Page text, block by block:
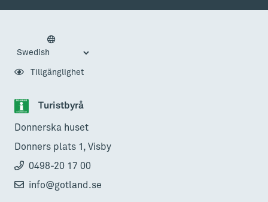
Turistbyrå
Donnerska huset
Donners plats 1, Visby
0498-20 17 00
info@gotland.se
Tillgänglighet